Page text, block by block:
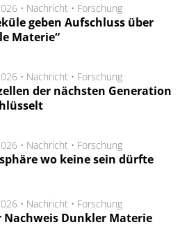
• Nachricht • Forschung
geben Aufschluss über
Materie“
• Nachricht • Forschung
der nächsten Generation
• Nachricht • Forschung
wo keine sein dürfte
• Nachricht • Forschung
Nachweis Dunkler Materie